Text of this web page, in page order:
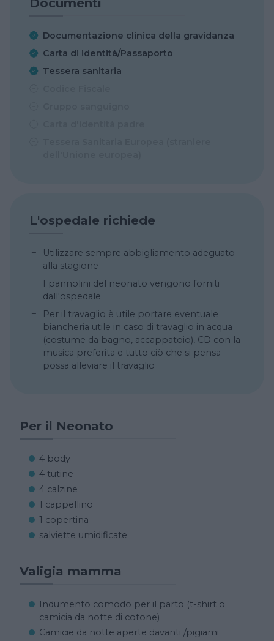
Documentazione clinica della gravidanza
Carta di identità/Passaporto
Tessera sanitaria
L'ospedale richiede
Utilizzare sempre abbigliamento adeguato
alla stagione
I pannolini del neonato vengono forniti
dall'ospedale
Per il travaglio è utile portare eventuale
biancheria utile in caso di travaglio in acqua
(costume da bagno, accappatoio), CD con la
musica preferita e tutto ciò che si pensa
possa alleviare il travaglio
Per il Neonato
4 body
4 tutine
4 calzine
1 cappellino
1 copertina
salviette umidificate
Valigia mamma
Indumento comodo per il parto (t-shirt o
camicia da notte di cotone)
Camicie da notte aperte davanti /pigiami